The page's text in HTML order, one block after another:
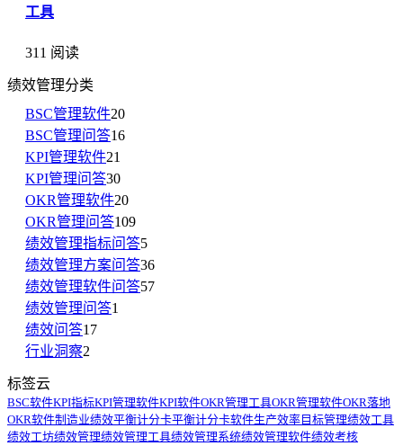
工具
311 阅读
绩效管理分类
BSC管理软件20
BSC管理问答16
KPI管理软件21
KPI管理问答30
OKR管理软件20
OKR管理问答109
绩效管理指标问答5
绩效管理方案问答36
绩效管理软件问答57
绩效管理问答1
绩效问答17
行业洞察2
标签云
BSC软件KPI指标KPI管理软件KPI软件OKR管理工具OKR管理软件OKR落地
OKR软件制造业绩效平衡计分卡平衡计分卡软件生产效率 目标管理绩效工具
绩效工坊绩效管理绩效管理工具绩效管理系统绩效管理软件绩效考核